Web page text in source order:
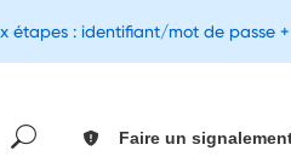
Faire un
étapes : identifiant/mot de passe